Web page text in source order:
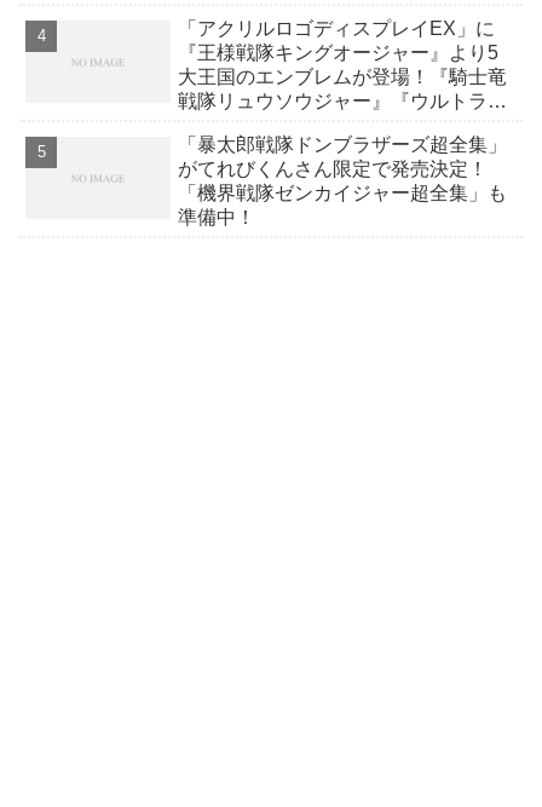
「アクリルロゴディスプレイEX」に
『王様戦隊キングオージャー』より5
大王国のエンブレムが登場！『騎士竜
戦隊リュウソウジャー』『ウルトラマ
「暴太郎戦隊ドンブラザーズ超全集」
がてれびくんさん限定で発売決定！
「機界戦隊ゼンカイジャー超全集」も
準備中！